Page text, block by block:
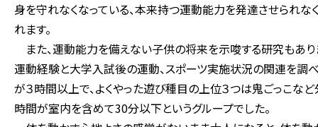
身を守れなくなっている、本来持つ運動能力を発達させられ
れます。
また、運動能力を備えない子供の将来を示唆する研究もあ
運動経験と大学入試後の運動、スポーツ実施状況の関連を調べ
が３時間以上で、よくやった遊び種目の上位３つは鬼ごっこな
時間が室内を含めて30分以下というグループでした。